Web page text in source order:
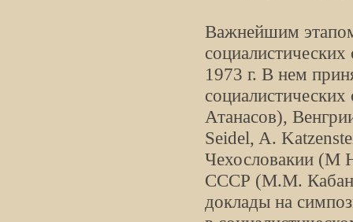
Важнейшим
1973 г. В нем
Атанасов),
Seidel, A.
Чехословакии (M
СССР (М.М.
доклады на